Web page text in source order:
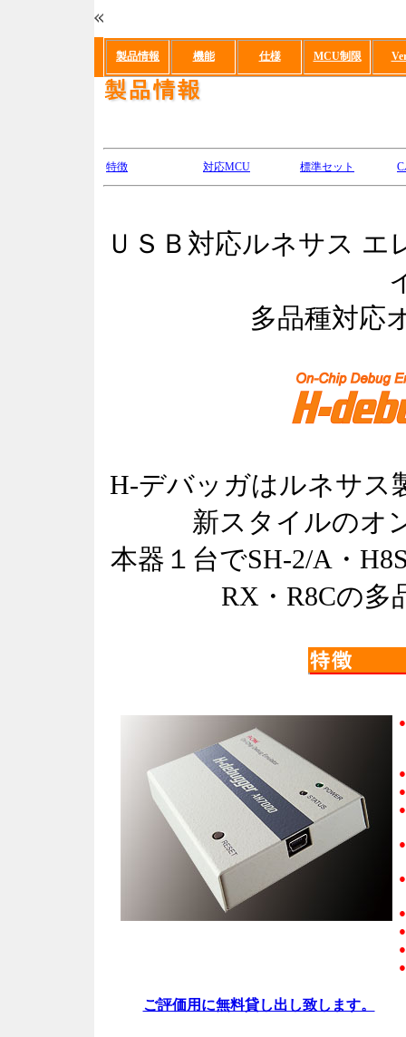
製品情報 機能 仕様 MCU制限
特徴 対応MCU 標準セット
ＵＳＢ対応ルネサス
多品種対応
H-デバッガはルネサス
新スタイルのオ
本器１台でSH-2/A・
RX・R8Cの多
●
●
●
●
●
●
●
●
●
●
ご評価用に無料貸し出し致します。